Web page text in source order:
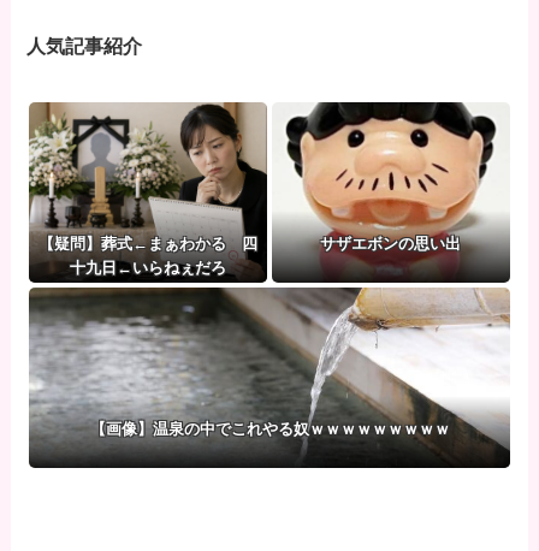
人気記事紹介
【疑問】葬式←まぁわかる 四
十九日←いらねぇだろ
サザエボンの思い出
【画像】温泉の中でこれやる奴ｗｗｗｗｗｗｗｗｗ